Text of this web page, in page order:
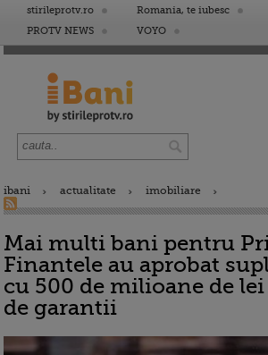
stirileprotv.ro Romania, te iubesc
PROTV NEWS
VOYO
ibani actualitate imobiliare
Mai multi bani pentru
Finantele au aprobat
cu 500 de milioane de
de garantii